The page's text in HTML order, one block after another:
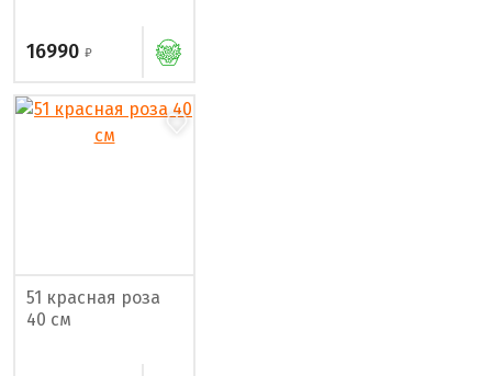
16990
51 красная роза
40 см